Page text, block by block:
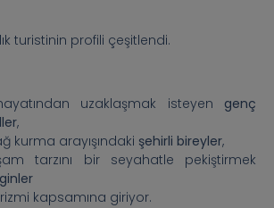
turistinin profili çeşitlendi.
uzaklaşmak isteyen genç
,
kurma arayışındaki şehirli bireyler,
tarzını bir seyahatle pekiştirmek
kapsamına giriyor.